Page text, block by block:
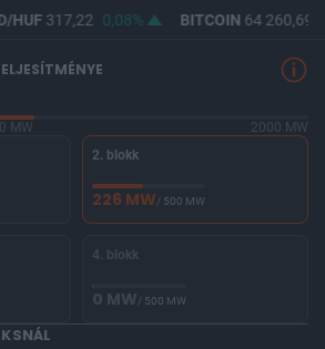
HUF317,22 0,08% BITCOIN 64 260,69
0 MW
2000 MW
2. blokk
226 MW/ 500 MW
4. blokk
0 MW/ 500 MW